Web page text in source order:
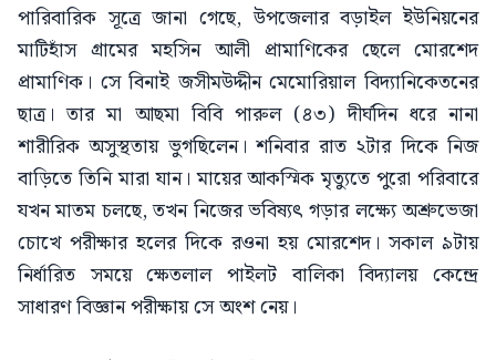
পারিবারিক সূত্রে জানা গেছে, উপজেলার বড়াইল ইউনিয়নের
মাটিহাঁস গ্রামের মহসিন আলী প্রামাণিকের ছেলে মোরশেদ
প্রামাণিক। সে বিনাই জসীমউদ্দীন মেমোরিয়াল বিদ্যানিকেতনের
ছাত্র। তার মা আছমা বিবি পারুল (৪৩) দীর্ঘদিন ধরে নানা
শারীরিক অসুস্থতায় ভুগছিলেন। শনিবার রাত ২টার দিকে নিজ
বাড়িতে তিনি মারা যান। মায়ের আকস্মিক মৃত্যুতে পুরো পরিবারে
যখন মাতম চলছে, তখন নিজের ভবিষ্যৎ গড়ার লক্ষ্যে অশ্রুভেজা
চোখে পরীক্ষার হলের দিকে রওনা হয় মোরশেদ। সকাল ৯টায়
নির্ধারিত সময়ে ক্ষেতলাল পাইলট বালিকা বিদ্যালয় কেন্দ্রে
সাধারণ বিজ্ঞান পরীক্ষায় সে অংশ নেয়।